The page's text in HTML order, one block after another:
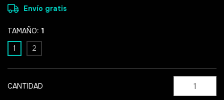
Envío gratis
TAMAÑO: 1
1
2
CANTIDAD